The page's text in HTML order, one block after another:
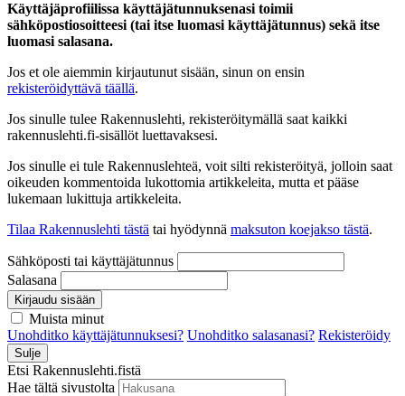
Käyttäjäprofiilissa käyttäjätunnuksenasi toimii
sähköpostiosoitteesi (tai itse luomasi käyttäjätunnus) sekä itse
luomasi salasana.
Jos et ole aiemmin kirjautunut sisään, sinun on ensin
rekisteröidyttävä täällä.
Jos sinulle tulee Rakennuslehti, rekisteröitymällä saat kaikki
rakennuslehti.fi-sisällöt luettavaksesi.
Jos sinulle ei tule Rakennuslehteä, voit silti rekisteröityä, jolloin saat
oikeuden kommentoida lukottomia artikkeleita, mutta et pääse
lukemaan lukittuja artikkeleita.
Tilaa Rakennuslehti tästä tai hyödynnä maksuton koejakso tästä.
Sähköposti tai käyttäjätunnus
Salasana
Kirjaudu sisään
Muista minut
Unohditko käyttäjätunnuksesi? Unohditko salasanasi? Rekisteröidy
Sulje
Etsi Rakennuslehti.fistä
Hae tältä sivustolta